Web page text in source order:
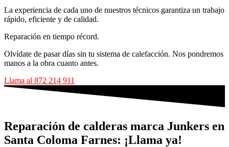
La experiencia de cada uno de nuestros técnicos garantiza un trabajo
rápido, eficiente y de calidad.
Reparación en tiempo récord.
Olvídate de pasar días sin tu sistema de calefacción. Nos pondremos
manos a la obra cuanto antes.
Llama al 872 214 911
Reparación de calderas marca Junkers en
Santa Coloma Farnes: ¡Llama ya!